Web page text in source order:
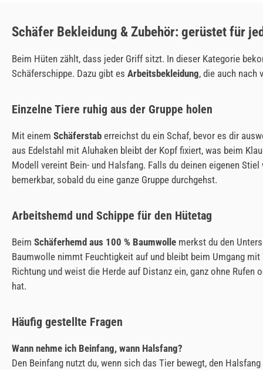
Schäfer Bekleidung & Zubehör: gerüstet für
Beim Hüten zählt, dass jeder Griff sitzt. In dieser Kategorie
Schäferschippe. Dazu gibt es Arbeitsbekleidung, die auch nach
Einzelne Tiere ruhig aus der Gruppe holen
Mit einem Schäferstab erreichst du ein Schaf, bevor es dir
aus Edelstahl mit Aluhaken bleibt der Kopf fixiert, was beim
Modell vereint Bein- und Halsfang. Falls du deinen eigenen
bemerkbar, sobald du eine ganze Gruppe durchgehst.
Arbeitshemd und Schippe für den Hütetag
Beim Schäferhemd aus 100 % Baumwolle merkst du den
Baumwolle nimmt Feuchtigkeit auf und bleibt beim Umgang
Richtung und weist die Herde auf Distanz ein, ganz ohne
hat.
Häufig gestellte Fragen
Wann nehme ich Beinfang, wann Halsfang?
Den Beinfang nutzt du, wenn sich das Tier bewegt, den